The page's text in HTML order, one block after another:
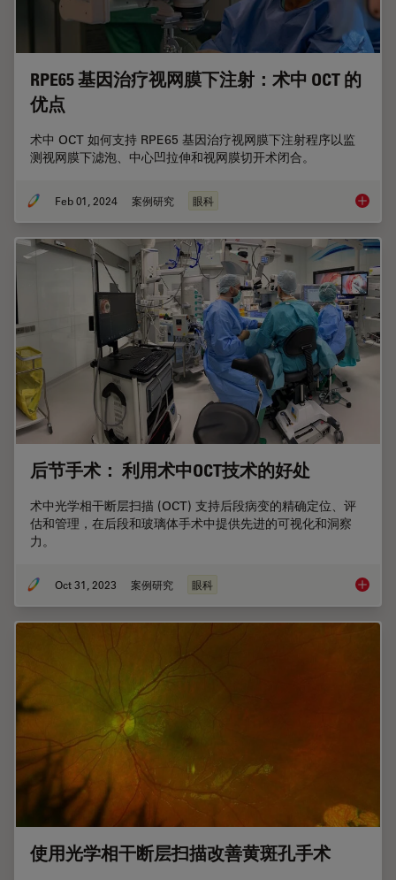
RPE65 基因治疗视网膜下注射：术中 OCT 的
优点
术中 OCT 如何支持 RPE65 基因治疗视网膜下注射程序以监
测视网膜下滤泡、中心凹拉伸和视网膜切开术闭合。
Feb 01, 2024 案例研究 眼科 RPE65
后节手术： 利用术中OCT技术的好处
术中光学相干断层扫描 (OCT) 支持后段病变的精确定位、评
估和管理，在后段和玻璃体手术中提供先进的可视化和洞察
力。
Oct 31, 2023 案例研究 眼科 后节手
使用光学相干断层扫描改善黄斑孔手术